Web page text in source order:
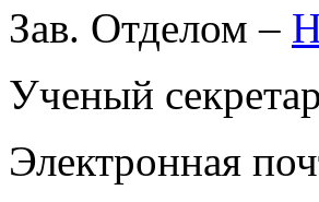
Зав. Отделом –
Ученый
Электронная